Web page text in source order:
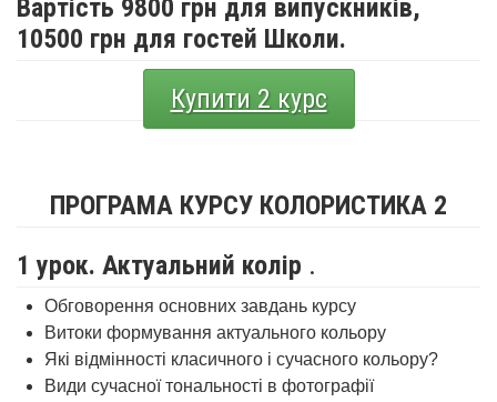
Вартість 9800 грн для випускників,
10500 грн для гостей Школи.
Купити 2 курс
ПРОГРАМА КУРСУ КОЛОРИСТИКА 2
1 урок. Актуальний колір .
Обговорення основних завдань курсу
Витоки формування актуального кольору
Які відмінності класичного і сучасного кольору?
Види сучасної тональності в фотографії